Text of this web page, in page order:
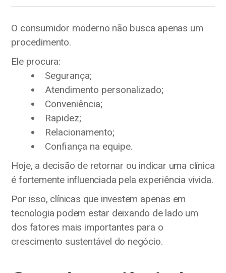
O consumidor moderno não busca apenas um
procedimento.
Ele procura:
Segurança;
Atendimento personalizado;
Conveniência;
Rapidez;
Relacionamento;
Confiança na equipe.
Hoje, a decisão de retornar ou indicar uma clínica
é fortemente influenciada pela experiência vivida.
Por isso, clínicas que investem apenas em
tecnologia podem estar deixando de lado um
dos fatores mais importantes para o
crescimento sustentável do negócio.